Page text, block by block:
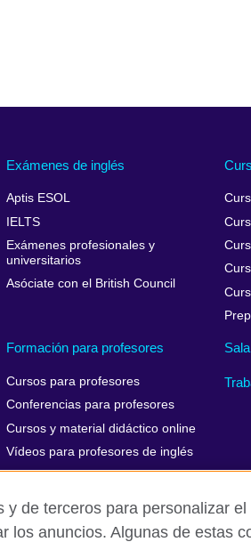
Exámenes de inglés
Aptis ESOL
IELTS
Exámenes profesionales y
universitarios
Asóciate con el British Council
Formación para profesores
Cursos para profesores
Conferencias para profesores
Cursos y material didáctico online
Vídeos para profesores de inglés
Aviso Legal Cookies Mapa del
y de terceros para personalizar
los anuncios. Algunas de estas